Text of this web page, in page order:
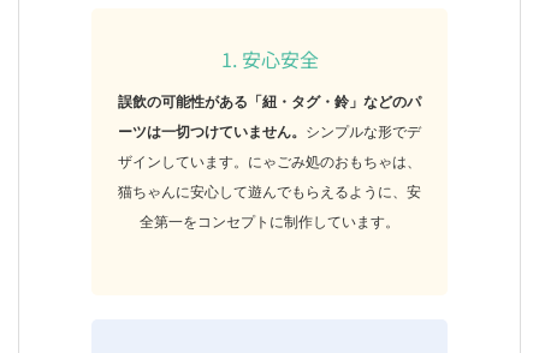
1. 安心安全
誤飲の可能性がある「紐・タグ・鈴」などのパ
ーツは一切つけていません。 シンプルな形でデ
ザインしています。にゃごみ処のおもちゃは、
猫ちゃんに安心して遊んでもらえるように、安
全第一をコンセプトに制作しています。